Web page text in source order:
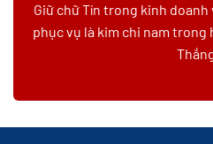
Giữ chữ Tín trong kinh
phục vụ là kim chi nam trong